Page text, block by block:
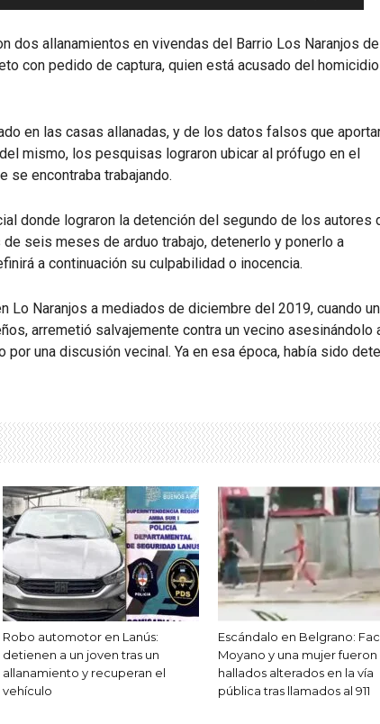
dos allanamientos en vivendas del Barrio Los Naranjos de
con pedido de captura, quien está acusado del
en las casas allanadas, y de los datos falsos que
mismo, los pesquisas lograron ubicar al prófugo en el
se encontraba trabajando.
donde lograron la detención del segundo de los autores
de seis meses de arduo trabajo, detenerlo y ponerlo a
a continuación su culpabilidad o inocencia.
Lo Naranjos a mediados de diciembre del 2019, cuando un
arremetió salvajemente contra un vecino asesinándolo
una discusión vecinal. Ya en esa época, había sido
Robo automotor en Lanús:
detienen a un joven tras un
allanamiento y recuperan el
vehículo
Escándalo en Belgrano:
Moyano y una mujer fueron
hallados alterados en la vía
pública tras llamados al 911